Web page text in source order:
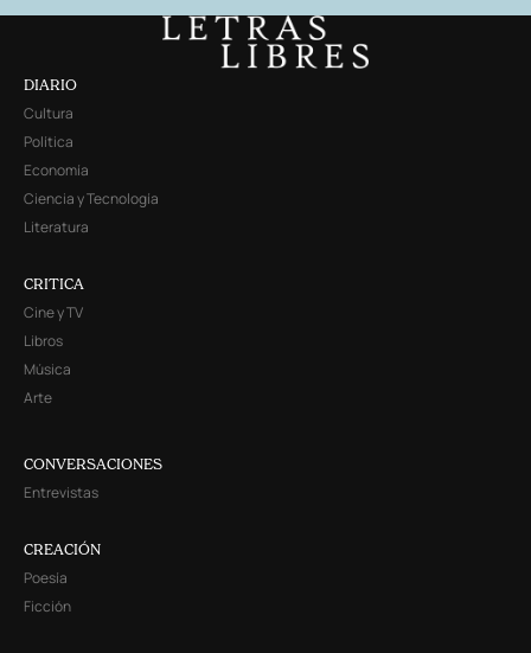
DIARIO
Cultura
Política
Economía
Ciencia y Tecnología
Literatura
CRITICA
Cine y TV
Libros
Música
Arte
CONVERSACIONES
Entrevistas
CREACIÓN
Poesía
Ficción